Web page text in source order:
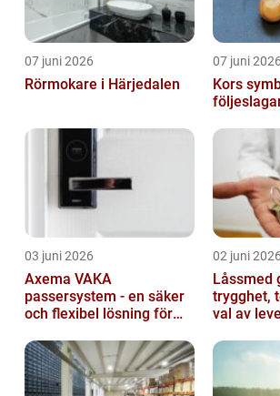
07 juni 2026
Rörmokare i Härjedalen
07 juni 2026
Kors symbol, uttryck och
03 juni 2026
Axema VAKA
passersystem - en säker
och flexibel lösning för
02 juni 2026
Låssmed
trygghet,
val av